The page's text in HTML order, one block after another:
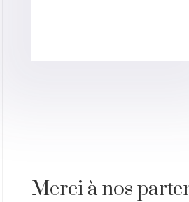
Merci à nos